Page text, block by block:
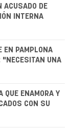
ACUSADO DE
INTERNA
EN PAMPLONA
"NECESITAN UNA
QUE ENAMORA Y
CON SU